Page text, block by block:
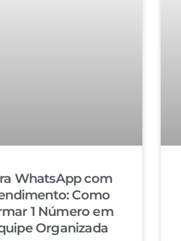
WhatsApp com
Como
1 Número em
Organizada